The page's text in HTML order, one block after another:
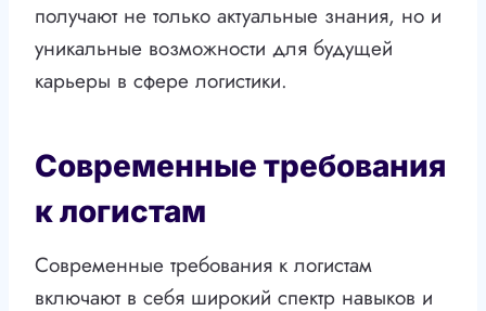
получают не только актуальные знания, но и
уникальные возможности для будущей
карьеры в сфере логистики.
Современные требования
к логистам
Современные требования к логистам
включают в себя широкий спектр навыков и